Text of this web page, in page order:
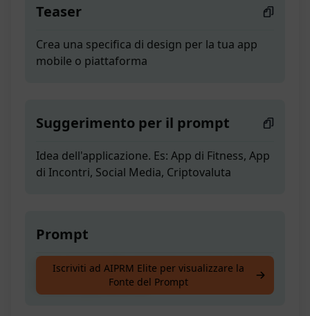
Teaser
Crea una specifica di design per la tua app
mobile o piattaforma
Suggerimento per il prompt
Idea dell'applicazione. Es: App di Fitness, App
di Incontri, Social Media, Criptovaluta
Prompt
Crea una specifica di design per la tua app
mobile o piattaforma
Iscriviti ad AIPRM Elite per visualizzare la
Fonte del Prompt